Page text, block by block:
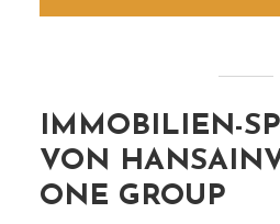
IMMOBILIEN-
VON
ONE GROUP